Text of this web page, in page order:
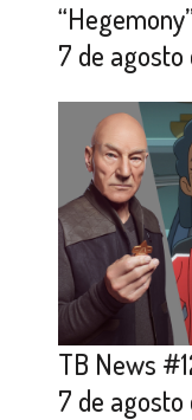
7 de
TB News
7 de